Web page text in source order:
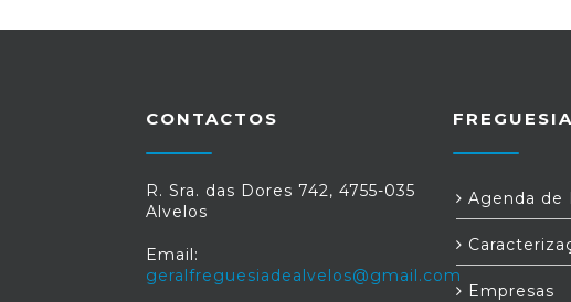
CONTACTOS
R. Sra. das Dores 742, 4755-035
Alvelos
Email:
geralfreguesiadealvelos@gmail.com
FREGUESIA
Agenda de
Empresas